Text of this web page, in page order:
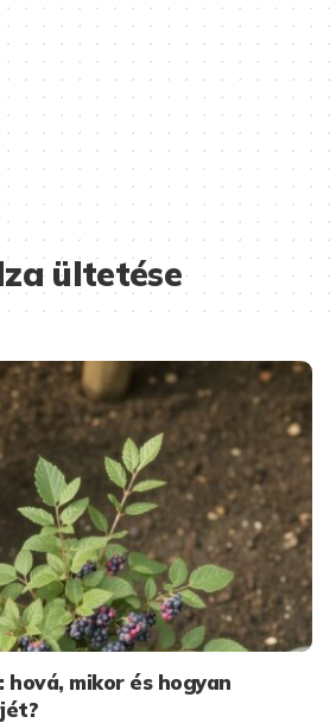
ültetése
mikor és hogyan